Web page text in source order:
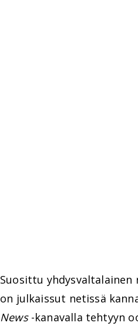
Suosittu
on julkaissut netissä
News-kanavalla tehtyyn